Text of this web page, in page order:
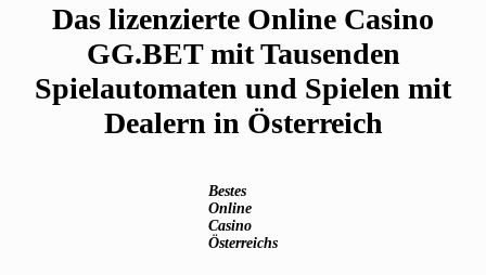
Das lizenzierte Online Casino
GG.BET mit Tausenden
Spielautomaten und Spielen mit
Dealern in Österreich
Bestes
Online
Casino
Österreichs